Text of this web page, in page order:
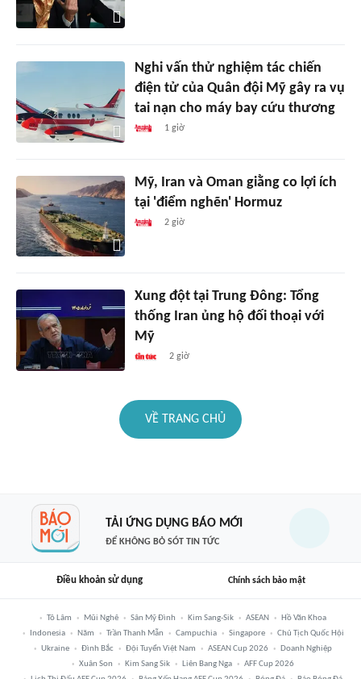
Nghi vấn thử nghiệm tác chiến
điện tử của Quân đội Mỹ gây ra vụ
tai nạn cho máy bay cứu thương
1 giờ
Mỹ, Iran và Oman giằng co lợi ích
tại 'điểm nghẽn' Hormuz
2 giờ
Xung đột tại Trung Đông: Tổng
thống Iran ủng hộ đối thoại với
Mỹ
2 giờ
VỀ TRANG CHỦ
TẢI ỨNG DỤNG BÁO MỚI
ĐỂ KHÔNG BỎ SÓT TIN TỨC
Điều khoản sử dụng Chính sách bảo mật
Tô Lâm Mũi Nghê Sân Mỹ Đình Kim Sang-Sik ASEAN
Hồ Văn Khoa
Indonesia
Năm Trần Thanh Mẫn Campuchia Singapore
Chủ Tịch Quốc Hội
Ukraine
Đình Bắc Đội Tuyển Việt Nam ASEAN Cup 2026
Doanh Nghiệp
Xuân Son
Kim Sang Sik Liên Bang Nga
AFF Cup 2026